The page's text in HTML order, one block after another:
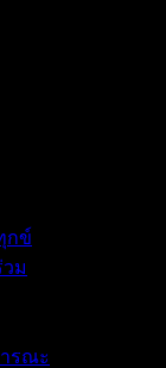
กข์
ม
รณะ